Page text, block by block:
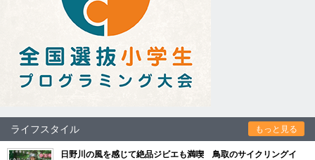
ライフスタイル もっと見る
日野川の風を感じて絶品ジビエも満喫 鳥取のサイクリングイ